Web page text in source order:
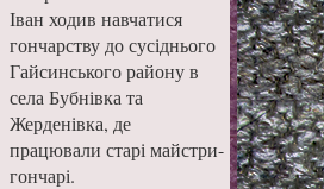
Іван ходив навчатися
гончарству до сусіднього
Гайсинського району в
села Бубнівка та
Жерденівка, де
працювали старі майстри-
гончарі.